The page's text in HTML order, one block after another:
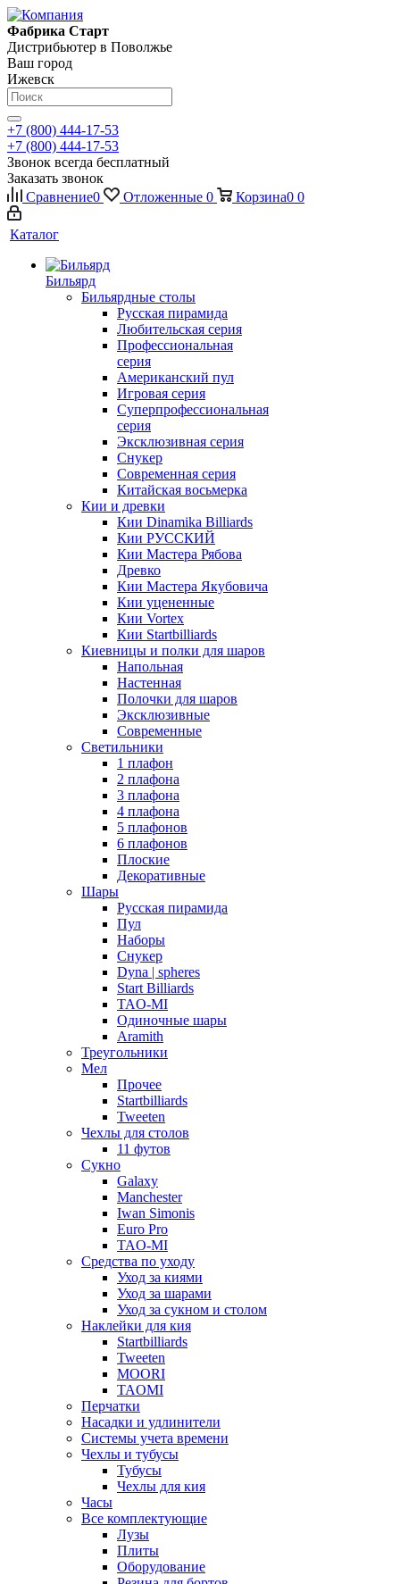
Фабрика Старт
Дистрибьютер в Поволжье
Ваш город
Ижевск
+7 (800) 444-17-53
+7 (800) 444-17-53
Звонок всегда бесплатный
Заказать звонок
Сравнение0 Отложенные 0 Корзина0 0
Каталог
Бильярд
Бильярдные столы
Русская пирамида
Любительская серия
Профессиональная
серия
Американский пул
Игровая серия
Суперпрофессиональная
серия
Эксклюзивная серия
Снукер
Современная серия
Китайская восьмерка
Кии и древки
Кии Dinamika Billiards
Кии РУССКИЙ
Кии Мастера Рябова
Древко
Кии Мастера Якубовича
Кии уцененные
Кии Vortex
Кии Startbilliards
Киевницы и полки для шаров
Напольная
Настенная
Полочки для шаров
Эксклюзивные
Современные
Светильники
1 плафон
2 плафона
3 плафона
4 плафона
5 плафонов
6 плафонов
Плоские
Декоративные
Шары
Русская пирамида
Пул
Наборы
Снукер
Dyna | spheres
Start Billiards
TAO-MI
Одиночные шары
Aramith
Треугольники
Мел
Прочее
Startbilliards
Tweeten
Чехлы для столов
11 футов
Сукно
Galaxy
Manchester
Iwan Simonis
Euro Pro
TAO-MI
Средства по уходу
Уход за киями
Уход за шарами
Уход за сукном и столом
Наклейки для кия
Startbilliards
Tweeten
MOORI
TAOMI
Перчатки
Насадки и удлинители
Системы учета времени
Чехлы и тубусы
Тубусы
Чехлы для кия
Часы
Все комплектующие
Лузы
Плиты
Оборудование